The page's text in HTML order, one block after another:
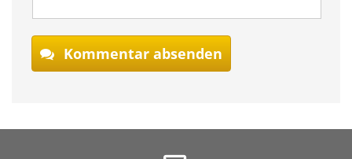
Kommentar absenden